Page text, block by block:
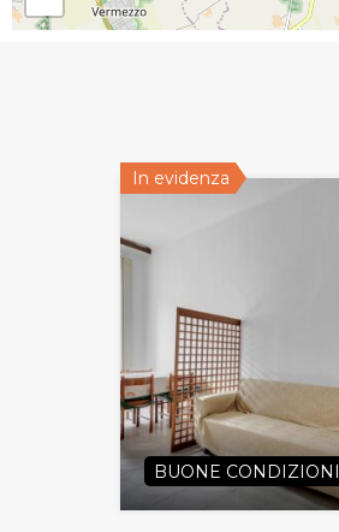
In evidenza
BUONE CONDIZIONI